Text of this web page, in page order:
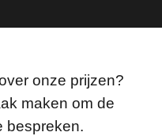
onze prijzen?
maken om de
bespreken.